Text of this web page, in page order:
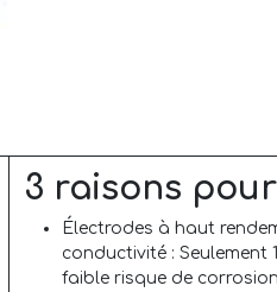
3 raisons pour
Électrodes à haut
conductivité : Seulement
faible risque de